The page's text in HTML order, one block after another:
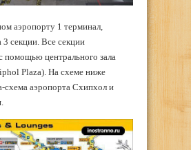
аэропорту 1 терминал,
3 секции. Все секции
помощью центрального зала
Plaza). На схеме ниже
схема аэропорта Схипхол и